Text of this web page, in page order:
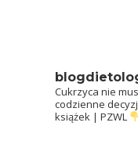
Cukrzyca nie
codzienne
książek | PZWL